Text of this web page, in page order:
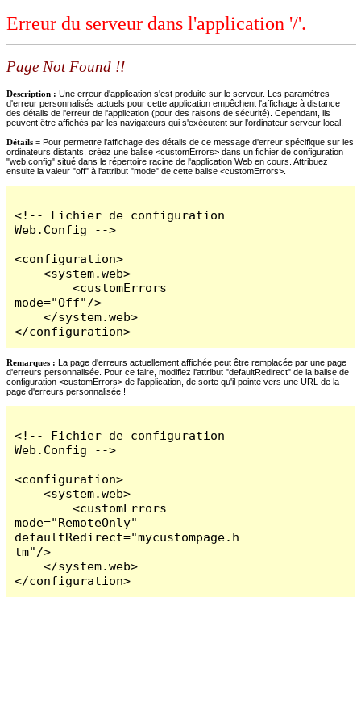
Erreur du serveur dans l'application '/'.
Page Not Found !!
Description : Une erreur d'application s'est produite sur le serveur. Les paramètres
d'erreur personnalisés actuels pour cette application empêchent l'affichage à distance
des détails de l'erreur de l'application (pour des raisons de sécurité). Cependant, ils
peuvent être affichés par les navigateurs qui s'exécutent sur l'ordinateur serveur local.
Détails = Pour permettre l'affichage des détails de ce message d'erreur spécifique sur les
ordinateurs distants, créez une balise <customErrors> dans un fichier de configuration
"web.config" situé dans le répertoire racine de l'application Web en cours. Attribuez
ensuite la valeur "off" à l'attribut "mode" de cette balise <customErrors>.
<!-- Fichier de configuration
Web.Config -->
<configuration>
    <system.web>
        <customErrors
mode="Off"/>
    </system.web>
</configuration>
Remarques : La page d'erreurs actuellement affichée peut être remplacée par une page
d'erreurs personnalisée. Pour ce faire, modifiez l'attribut "defaultRedirect" de la balise de
configuration <customErrors> de l'application, de sorte qu'il pointe vers une URL de la
page d'erreurs personnalisée !
<!-- Fichier de configuration
Web.Config -->
<configuration>
    <system.web>
        <customErrors
mode="RemoteOnly"
defaultRedirect="mycustompage.h
tm"/>
    </system.web>
</configuration>